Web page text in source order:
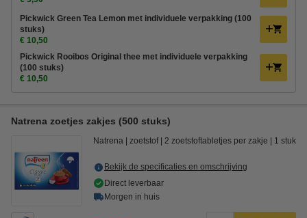
Pickwick Green Tea Lemon met individuele verpakking (100
stuks)
€ 10,50
Pickwick Rooibos Original thee met individuele verpakking
(100 stuks)
€ 10,50
Natrena zoetjes zakjes (500 stuks)
Natrena zoetstof 2 zoetstoftabletjes per zakje 1 stuk
Bekijk de specificaties en omschrijving
Direct leverbaar
Morgen in huis